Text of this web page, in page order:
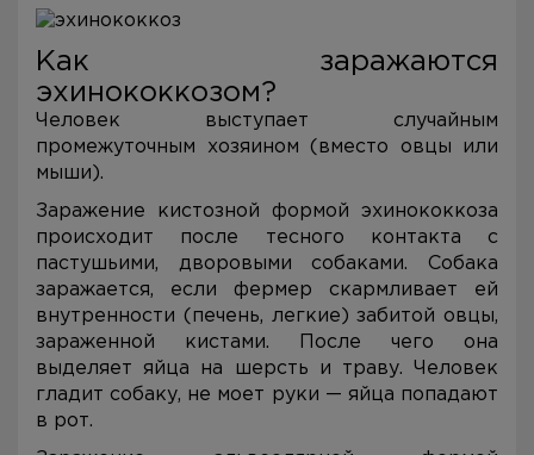
Как заражаются
эхинококкозом?
Человек выступает случайным
промежуточным хозяином (вместо овцы или
мыши).
Заражение кистозной формой эхинококкоза
происходит после тесного контакта с
пастушьими, дворовыми собаками. Собака
заражается, если фермер скармливает ей
внутренности (печень, легкие) забитой овцы,
зараженной кистами. После чего она
выделяет яйца на шерсть и траву. Человек
гладит собаку, не моет руки — яйца попадают
в рот.